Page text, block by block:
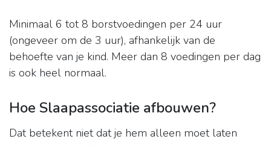
Minimaal 6 tot 8 borstvoedingen per 24 uur
(ongeveer om de 3 uur), afhankelijk van de
behoefte van je kind. Meer dan 8 voedingen per dag
is ook heel normaal.
Hoe Slaapassociatie afbouwen?
Dat betekent niet dat je hem alleen moet laten